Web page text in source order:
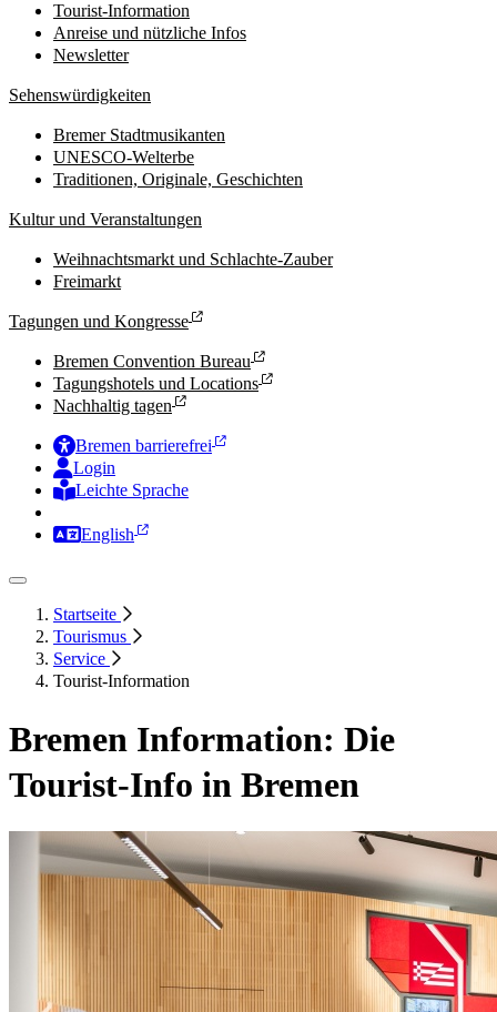
Tourist-Information
Anreise und nützliche Infos
Newsletter
Sehenswürdigkeiten
Bremer Stadtmusikanten
UNESCO-Welterbe
Traditionen, Originale, Geschichten
Kultur und Veranstaltungen
Weihnachtsmarkt und Schlachte-Zauber
Freimarkt
Tagungen und Kongresse
Bremen Convention Bureau
Tagungshotels und Locations
Nachhaltig tagen
Bremen barrierefrei
Login
Leichte Sprache
English
Startseite
Tourismus
Service
Tourist-Information
Bremen Information: Die
Tourist-Info in Bremen